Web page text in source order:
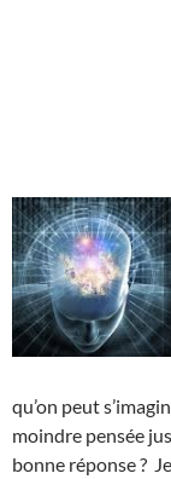
qu’on peut
moindre pensée
bonne réponse ?